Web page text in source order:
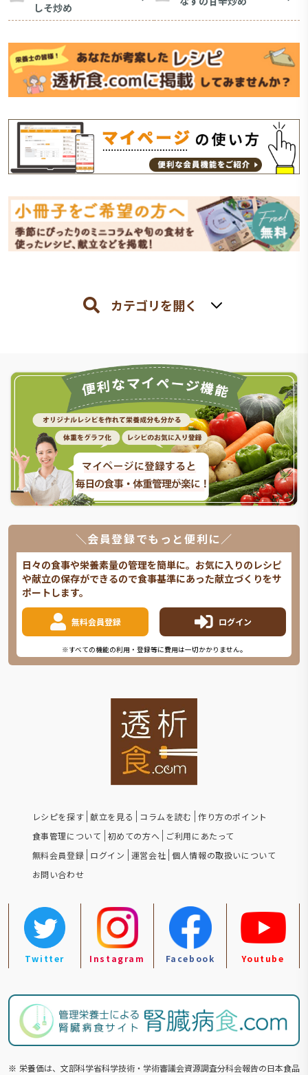
しそ炒め
カテゴリを開く
＼会員登録でもっと便利に／
日々の食事や栄養素量の管理を簡単に。お気に入りのレシピ
や献立の保存ができるので食事基準にあった献立づくりをサ
ポートします。
無料会員登録 ログイン
※すべての機能の利用・登録等に費用は一切かかりません。
レシピを探す 献立を見る コラムを読む
作り方のポイント
食事管理について
初めての方へ
ご利用にあたって
無料会員登録 ログイン 運営会社 個人情報の取扱いについて
お問い合わせ
Twitter Instagram Facebook Youtube
※ 栄養価は、文部科学省科学技術・学術審議会資源調査分科会報告の⽇本食品